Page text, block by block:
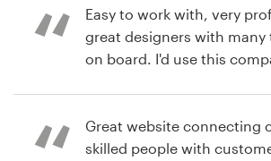
hace 7 años
hace 7 años
Easy to work with, very
great designers with many
on board. I'd use this company again
Great website connecting
skilled people with